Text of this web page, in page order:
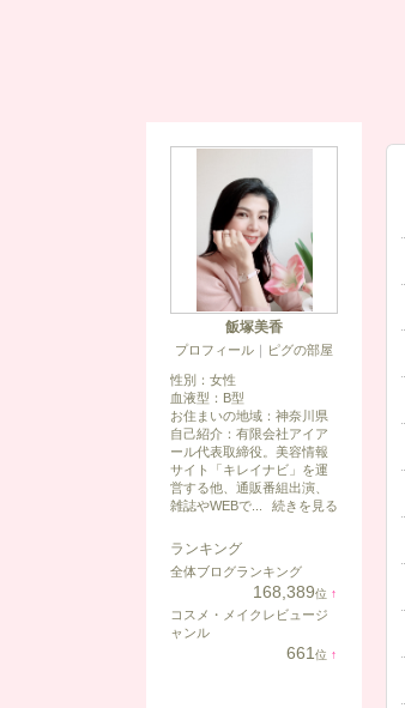
飯塚美香
プロフィール ｜ ピグの部屋
性別： 女性
血液型： B型
お住まいの地域： 神奈川県
自己紹介：有限会社アイア
ール代表取締役。美容情報
サイト「キレイナビ」を運
営する他、通販番組出演、
雑誌やWEBで...
続きを見る
ランキング
全体ブログランキング
168,389位 ↑
コスメ・メイクレビュージ
ャンル
661 位 ↑